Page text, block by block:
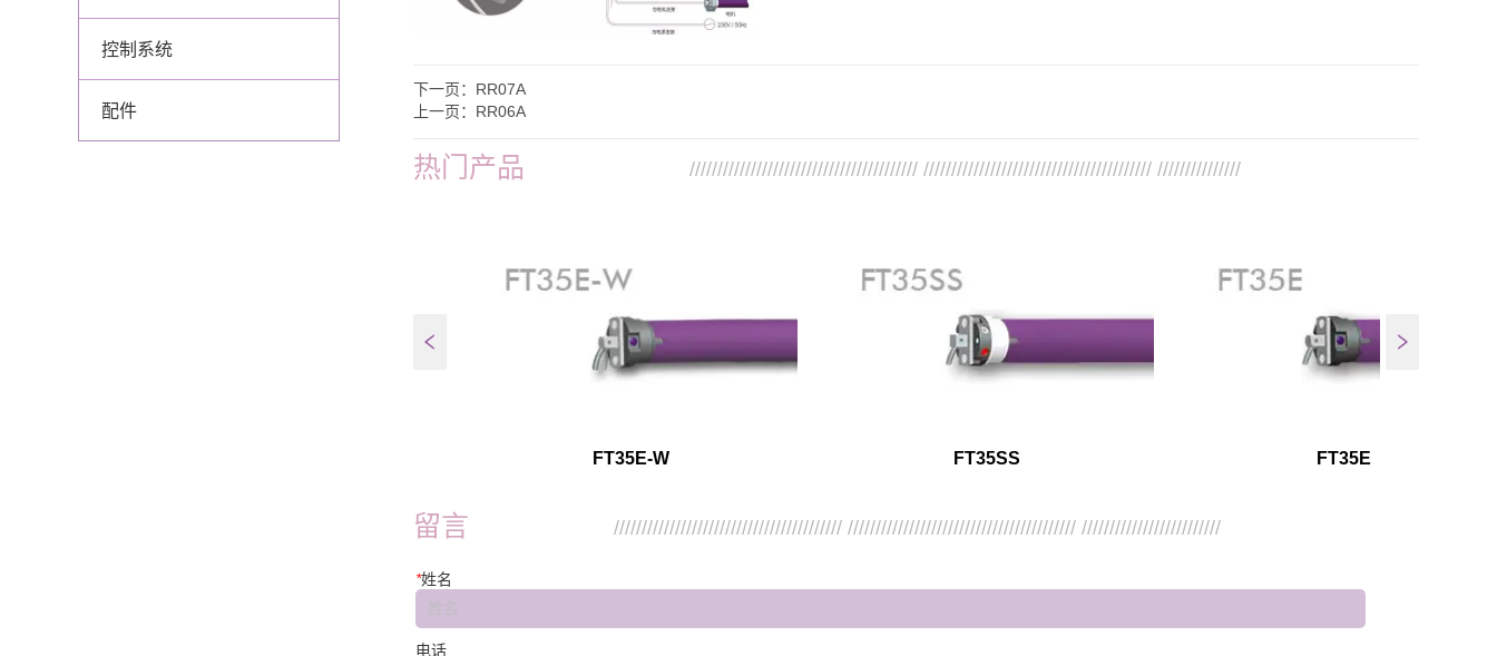
控制系统
配件
下一页： RR07A
上一页： RR06A
热门产品 ///////////////////////////////////////// ///////////////////////////////////////// ///////////////
FT35E-W FT35SS FT35E
留言 ///////////////////////////////////////// ///////////////////////////////////////// /////////////////////////
*姓名
电话